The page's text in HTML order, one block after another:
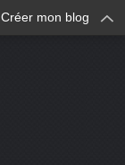
Créer mon blog